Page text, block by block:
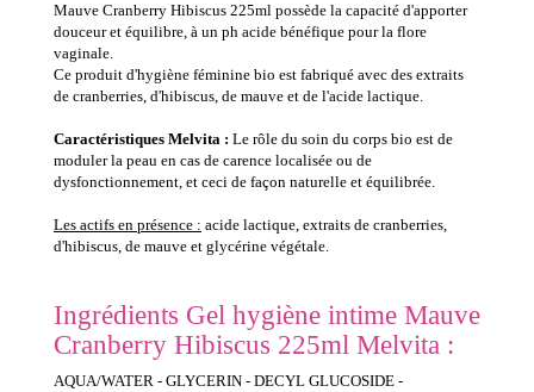
Mauve Cranberry Hibiscus 225ml possède la capacité d'apporter
douceur et équilibre, à un ph acide bénéfique pour la flore
vaginale.
Ce produit d'hygiène féminine bio est fabriqué avec des extraits
de cranberries, d'hibiscus, de mauve et de l'acide lactique.
Caractéristiques Melvita : Le rôle du soin du corps bio est de
moduler la peau en cas de carence localisée ou de
dysfonctionnement, et ceci de façon naturelle et équilibrée.
Les actifs en présence : acide lactique, extraits de cranberries,
d'hibiscus, de mauve et glycérine végétale.
Ingrédients Gel hygiène intime Mauve
Cranberry Hibiscus 225ml Melvita :
AQUA/WATER - GLYCERIN - DECYL GLUCOSIDE -